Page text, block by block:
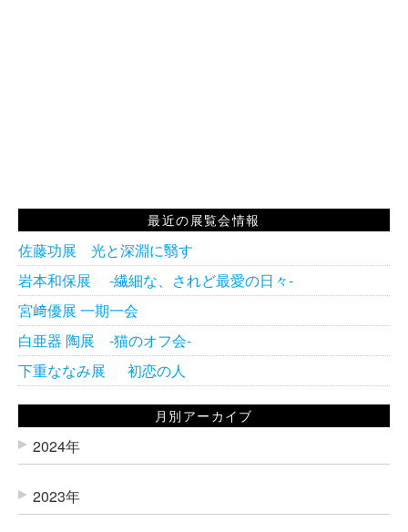
最近の展覧会情報
佐藤功展 光と深淵に翳す
岩本和保展 -繊細な、されど最愛の日々-
宮﨑優展 一期一会
白亜器 陶展 -猫のオフ会-
下重ななみ展 初恋の人
月別アーカイブ
2024年
2023年